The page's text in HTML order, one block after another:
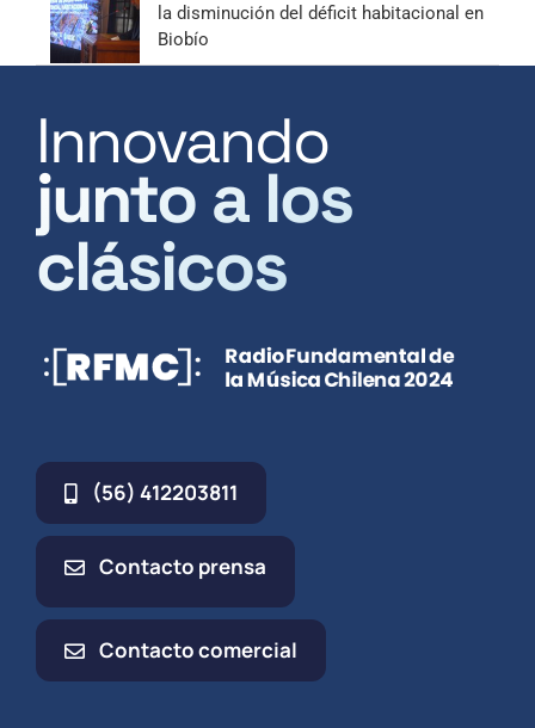
la disminución del déficit habitacional en
Biobío
Innovando
junto a los
clásicos
(56) 412203811
Contacto prensa
Contacto comercial